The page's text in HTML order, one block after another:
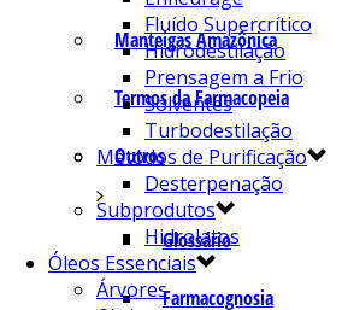
Manteigas Amazônica
Termos da Farmacopeia
Outros
Glossário
Farmacognosia
Fluído Supercrítico
Hidrodestilação
Prensagem a Frio
Solventes
Turbodestilação
Métodos de Purificação
Desterpenação
Subprodutos
Hidrolatos
Óleos Essenciais
Árvores